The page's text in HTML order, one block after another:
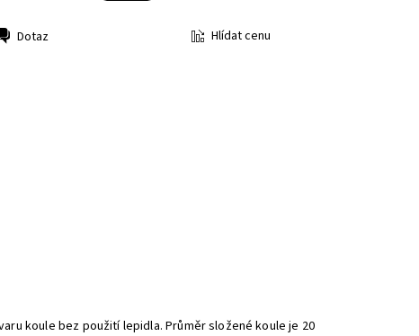
Dotaz Hlídat cenu
koule bez použití lepidla. Průměr složené koule je 20